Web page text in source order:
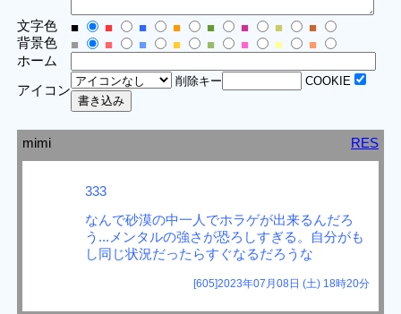
文字色 ■ ■ ■ ■ ■ ■ ■
■
背景色
■ ■ ■ ■ ■ ■ ■
■
ホーム
アイコン
削除キー COOKIE
mimi RES
333
なんで砂漠の中一人でホラゲが出来るんだろ
う...メンタルの強さが恐ろしすぎる。自分がも
し同じ状況だったらすぐなるだろうな
[605]2023年07月08日 (土) 18時20分